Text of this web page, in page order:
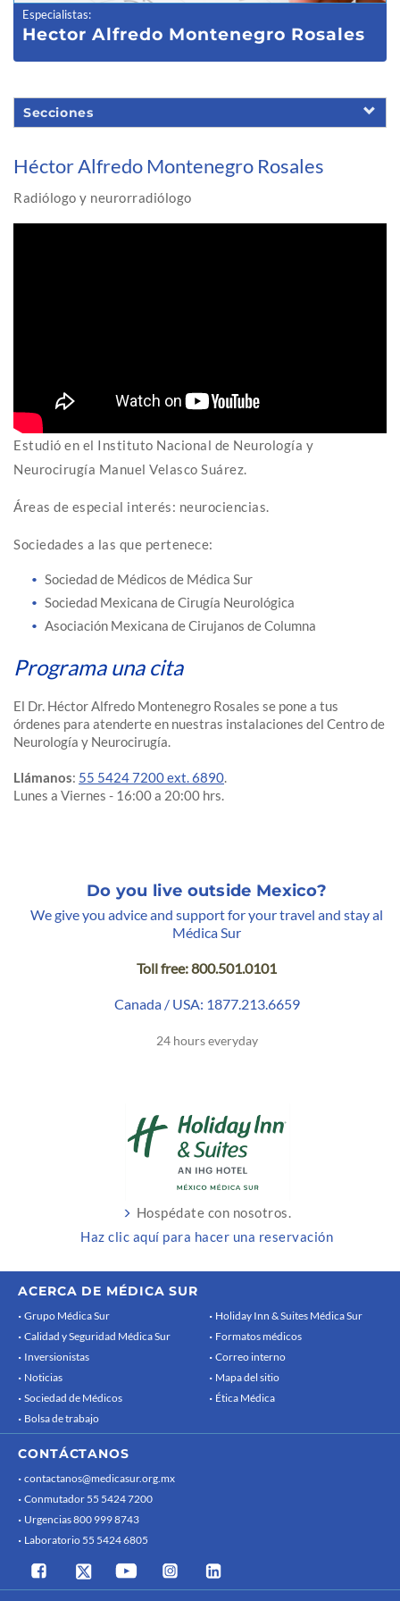
Especialistas:
Hector Alfredo Montenegro Rosales
Secciones
Héctor Alfredo Montenegro Rosales
Radiólogo y neurorradiólogo
Estudió en el Instituto Nacional de Neurología y
Neurocirugía Manuel Velasco Suárez.
Áreas de especial interés: neurociencias.
Sociedades a las que pertenece:
Sociedad de Médicos de Médica Sur
Sociedad Mexicana de Cirugía Neurológica
Asociación Mexicana de Cirujanos de Columna
Programa una cita
El Dr. Héctor Alfredo Montenegro Rosales se pone a tus
órdenes para atenderte en nuestras instalaciones del Centro de
Neurología y Neurocirugía.
Llámanos: 55 5424 7200 ext. 6890.
Lunes a Viernes - 16:00 a 20:00 hrs.
Do you live outside Mexico?
We give you advice and support for your travel and stay al
Médica Sur
Toll free: 800.501.0101
Canada / USA: 1877.213.6659
24 hours everyday
Hospédate con nosotros.
Haz clic aquí para hacer una reservación
ACERCA DE MÉDICA SUR
Grupo Médica Sur
Calidad y Seguridad Médica Sur
Inversionistas
Noticias
Sociedad de Médicos
Bolsa de trabajo
Holiday Inn & Suites Médica Sur
Formatos médicos
Correo interno
Mapa del sitio
Ética Médica
CONTÁCTANOS
contactanos@medicasur.org.mx
Conmutador 55 5424 7200
Urgencias 800 999 8743
Laboratorio 55 5424 6805